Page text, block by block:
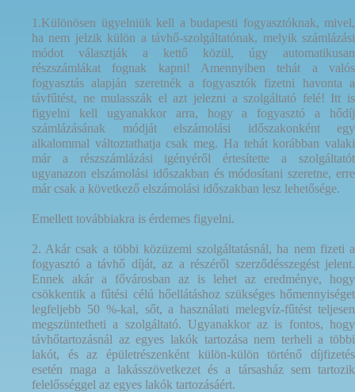
1.Különösen ügyelniük kell a budapesti fogyasztóknak, mivel,
ha nem jelzik külön a távhő-szolgáltatónak, melyik számlázási
módot választják a kettő közül, úgy automatikusan
részszámlákat fognak kapni! Amennyiben tehát a valós
fogyasztás alapján szeretnék a fogyasztók fizetni havonta a
távfűtést, ne mulasszák el azt jelezni a szolgáltató felé! Itt is
figyelni kell ugyanakkor arra, hogy a fogyasztóa hődíj
számlázásának módját elszámolási időszakonként egy
alkalommal változtathatja csak meg. Ha tehát korábban valaki
már a részszámlázási igényéről értesítette a szolgáltatót
ugyanazon elszámolási időszakban és módosítani szeretne, erre
már csak a következő elszámolási időszakban lesz lehetősége.
Emellett továbbiakra is érdemes figyelni.
2. Akár csak a többi közüzemi szolgáltatásnál, ha nem fizeti a
fogyasztó a távhő díját, az a részéről szerződésszegést jelent.
Ennek akár a fővárosban az is lehet az eredménye, hogy
csökkentik a fűtési célú hőellátáshoz szükséges hőmennyiséget
legfeljebb 50 %-kal, sőt, a használati melegvíz-fűtést teljesen
megszüntetheti a szolgáltató. Ugyanakkor az is fontos, hogy
távhőtartozásnál az egyes lakók tartozása nem terheli a többi
lakót, és az épületrészenként külön-külön történő díjfizetés
esetén maga a lakásszövetkezet és a társasház sem tartozik
felelősséggel az egyes lakók tartozásáért.